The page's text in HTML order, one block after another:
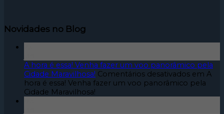
Novidades no Blog
A hora é essa! Venha fazer um voo panorâmico pela
Cidade Maravilhosa! Comentários desativados em A
hora é essa! Venha fazer um voo panorâmico pela
Cidade Maravilhosa!